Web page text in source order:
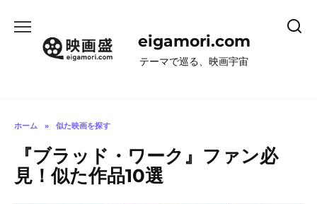
eigamori.com
テーマで巡る、映画宇宙
ホーム » 似た映画を探す
『ブラッド・ワーク』ファン必
見！似た作品10選